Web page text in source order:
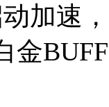
加速
金BUFF